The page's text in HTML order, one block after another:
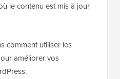
le contenu est mis à jour
comment utiliser les
améliorer vos